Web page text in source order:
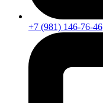
+7 (981) 146-76-46